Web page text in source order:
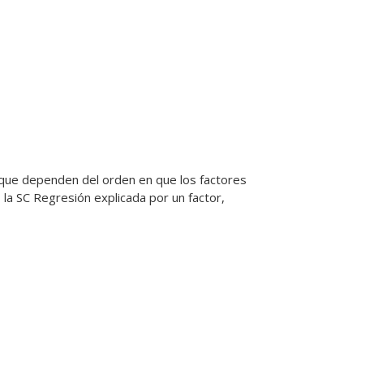
dependen del orden en que los factores
SC Regresión explicada por un factor,